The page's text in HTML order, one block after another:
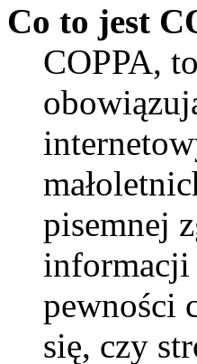
Co to jest
COPPA,
pisemnej
informacji
pewności
się, czy